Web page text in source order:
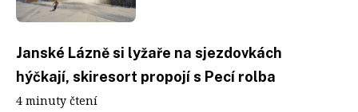
Janské Lázně si lyžaře na sjezdovkách
hýčkají, skiresort propojí s Pecí rolba
4 minuty čtení